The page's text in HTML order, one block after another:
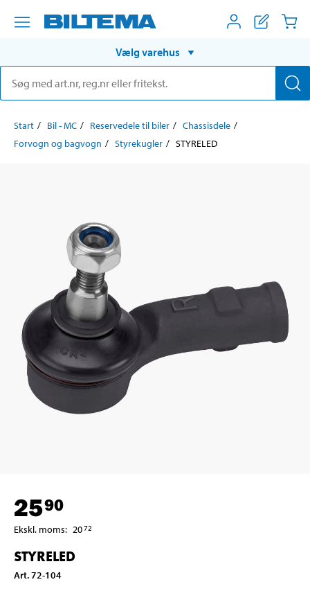
Vælg varehus
Start Bil - MC Reservedele til biler
Chassisdele
Forvogn og bagvogn
Styrekugler STYRELED
2590
Ekskl. moms: 2072
STYRELED
Art.72-104